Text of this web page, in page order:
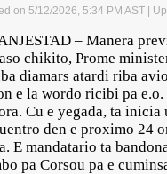
on 5/12/2026, 5:34 PM AST |
– Manera
chikito, Prome
diamars atardi riba
e la wordo ricibi pa
Cu e yegada, ta
den e proximo 24
E mandatario ta
pa Corsou pa e